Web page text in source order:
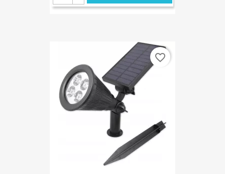
favorite_border